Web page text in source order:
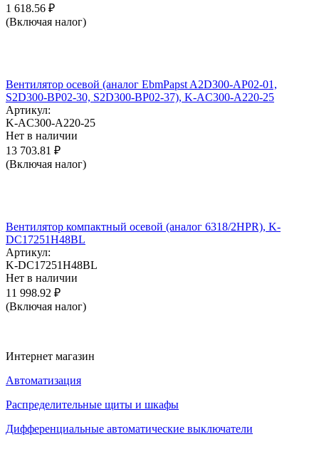
1 618.56 ₽
(Включая налог)
Вентилятор осевой (аналог EbmPapst A2D300-AP02-01,
S2D300-BP02-30, S2D300-BP02-37), K-AC300-A220-25
Артикул:
K-AC300-A220-25
Нет в наличии
13 703.81 ₽
(Включая налог)
Вентилятор компактный осевой (аналог 6318/2HPR), K-
DC17251H48BL
Артикул:
K-DC17251H48BL
Нет в наличии
11 998.92 ₽
(Включая налог)
Интернет магазин
Автоматизация
Распределительные щиты и шкафы
Дифференциальные автоматические выключатели